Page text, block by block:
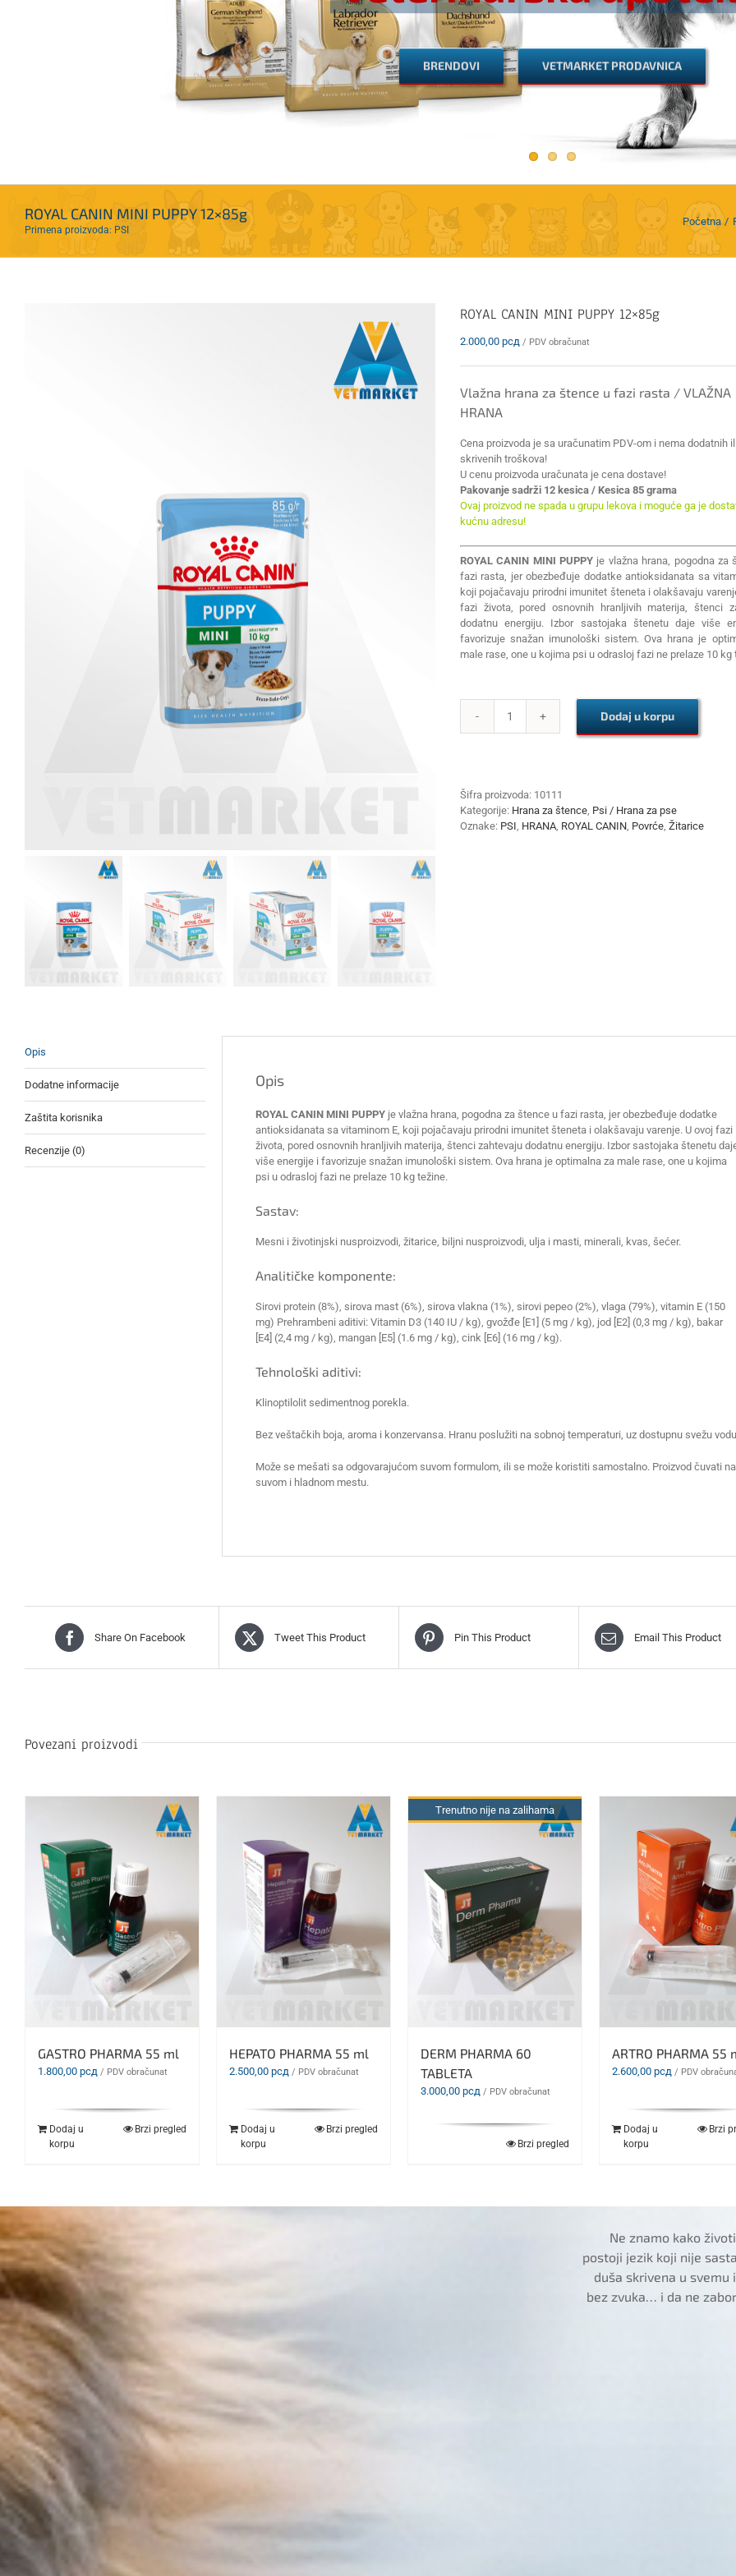
BRENDOVI VETMARKET PRODAVNICA
ROYAL CANIN MINI PUPPY 12×85g
Primena proizvoda: PSI
Početna
ROYAL CANIN MINI PUPPY 12×85g
2.000,00 рсд / PDV obračunat
Vlažna hrana za štence u fazi rasta / VLAŽNA
HRANA
Cena proizvoda je sa uračunatim PDV-om i nema dodatnih
skrivenih troškova!
U cenu proizvoda uračunata je cena dostave!
Pakovanje sadrži 12 kesica / Kesica 85 grama
Ovaj proizvod ne spada u grupu lekova i moguće ga je
kućnu adresu!
ROYAL CANIN MINI PUPPY je vlažna hrana, pogodna za
fazi rasta, jer obezbeđuje dodatke antioksidanata sa
koji pojačavaju prirodni imunitet šteneta i olakšavaju
fazi života, pored osnovnih hranljivih materija, štenci
dodatnu energiju. Izbor sastojaka štenetu daje više
favorizuje snažan imunološki sistem. Ova hrana je
male rase, one u kojima psi u odrasloj fazi ne prelaze 10 kg
ROYAL
količina
Dodaj u korpu
Šifra proizvoda: 10111
Kategorije: Hrana za štence Psi / Hrana za pse
Oznake: PSI HRANA ROYAL CANIN Povrće Žitarice
Opis
Dodatne informacije
Zaštita korisnika
Recenzije (0)
Opis
ROYAL CANIN MINI PUPPYje vlažna hrana, pogodna za štence u fazi rasta, jer obezbeđuje dodatke
antioksidanata sa vitaminom E, koji pojačavaju prirodni imunitet šteneta i olakšavaju varenje. U ovoj fazi
života, pored osnovnih hranljivih materija, štenci zahtevaju dodatnu energiju. Izbor sastojaka štenetu
više energije i favorizuje snažan imunološki sistem. Ova hrana je optimalna za male rase, one u kojima
psi u odrasloj fazi ne prelaze 10 kg težine.
Sastav:
Mesni i životinjski nusproizvodi, žitarice, biljni nusproizvodi, ulja i masti, minerali, kvas, šećer.
Analitičke komponente:
Sirovi protein (8%), sirova mast (6%), sirova vlakna (1%), sirovi pepeo (2%), vlaga (79%), vitamin E (150
mg) Prehrambeni aditivi: Vitamin D3 (140 IU / kg), gvožđe [E1] (5 mg / kg), jod [E2] (0,3 mg / kg), bakar
[E4] (2,4 mg / kg), mangan [E5] (1.6 mg / kg), cink [E6] (16 mg / kg).
Tehnološki aditivi:
Klinoptilolit sedimentnog porekla.
Bez veštačkih boja, aroma i konzervansa. Hranu poslužiti na sobnoj temperaturi, uz dostupnu svežu
Može se mešati sa odgovarajućom suvom formulom, ili se može koristiti samostalno. Proizvod čuvati na
suvom i hladnom mestu.
Share On Facebook Tweet This Product Pin This Product Email This Product
Povezani proizvodi
GASTRO PHARMA 55 ml
1.800,00 рсд / PDV obračunat
Dodaj u
korpu
Brzi pregled
HEPATO PHARMA 55 ml
2.500,00 рсд / PDV obračunat
Dodaj u
korpu
Brzi pregled
Trenutno nije na zalihama
DERM PHARMA 60
TABLETA
3.000,00 рсд / PDV obračunat
Brzi pregled
ARTRO PHARMA 55
2.600,00 рсд / PDV
Dodaj u
korpu
Brzi
Ne znamo kako
postoji jezik koji nije
duša skrivena u svemu
bez zvuka… i da ne